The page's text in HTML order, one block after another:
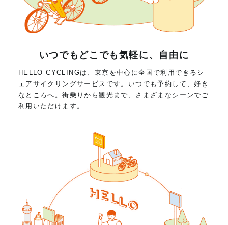
いつでもどこでも気軽に、自由に
HELLO CYCLINGは、東京を中心に全国で利用できるシ
ェアサイクリングサービスです。いつでも予約して、好き
なところへ。街乗りから観光まで、さまざまなシーンでご
利用いただけます。